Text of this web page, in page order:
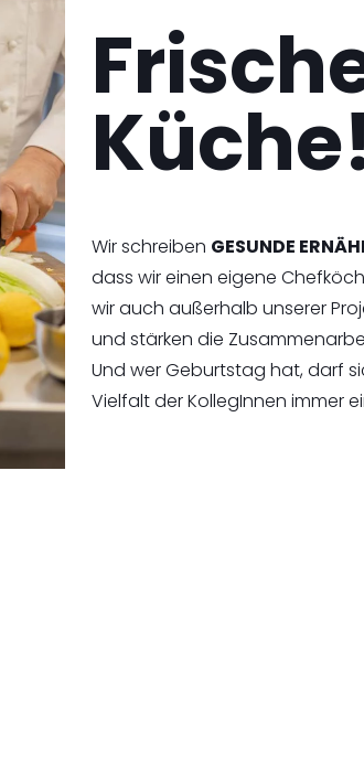
Wir schreiben GESUNDE
dass wir einen eigene
wir auch außerhalb unserer
und stärken die
Und wer Geburtstag hat, darf
Vielfalt der KollegInnen immer